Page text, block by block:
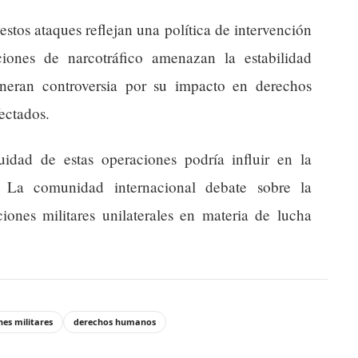
ataques reflejan una política de intervención
de narcotráfico amenazan la estabilidad
controversia por su impacto en derechos
de estas operaciones podría influir en la
comunidad internacional debate sobre la
militares unilaterales en materia de lucha
militares derechos humanos